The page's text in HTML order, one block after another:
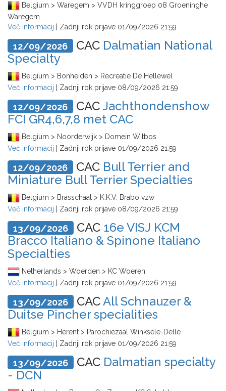
Belgium > Waregem > VVDH kringgroep 08 Groeninghe
Waregem
Več informacij
| Zadnji rok prijave 01/09/2026 21:59
12/09/2026 CAC Dalmatian National
Specialty
Belgium > Bonheiden > Recreatie De Hellewel
Več informacij
| Zadnji rok prijave 08/09/2026 21:59
12/09/2026 CACJachthondenshow
FCI GR4,6,7,8 met CAC
Belgium > Noorderwijk > Domein Witbos
Več informacij
| Zadnji rok prijave 01/09/2026 21:59
12/09/2026 CAC Bull Terrier and
Miniature Bull Terrier Specialties
Belgium > Brasschaat > K.K.V. Brabo vzw
Več informacij
| Zadnji rok prijave 08/09/2026 21:59
13/09/2026 CAC 16e VISJ KCM
Bracco Italiano & Spinone Italiano
Specialties
Netherlands > Woerden > KC Woeren
Več informacij
| Zadnji rok prijave 01/09/2026 21:59
13/09/2026 CACAll Schnauzer &
Duitse Pincher specialities
Belgium > Herent > Parochiezaal Winksele-Delle
Več informacij
| Zadnji rok prijave 01/09/2026 21:59
13/09/2026 CAC Dalmatian specialty
- DCN